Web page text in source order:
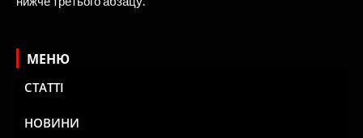
МЕНЮ
СТАТТІ
НОВИНИ